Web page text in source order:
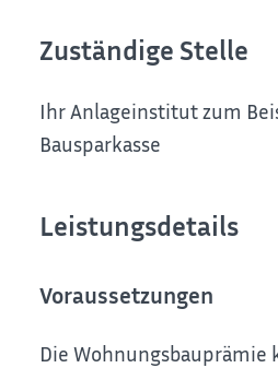
Zuständige Stelle
Ihr Anlageinstitut zum
Bausparkasse
Leistungsdetails
Voraussetzungen
Die Wohnungsbauprämie